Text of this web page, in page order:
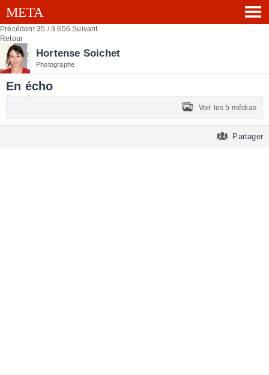
Précédent 35 / 3 656 Suivant
Retour
Hortense Soichet
Photographe
En écho
Il y a 6 ans
Voir les 5 médias
Partager